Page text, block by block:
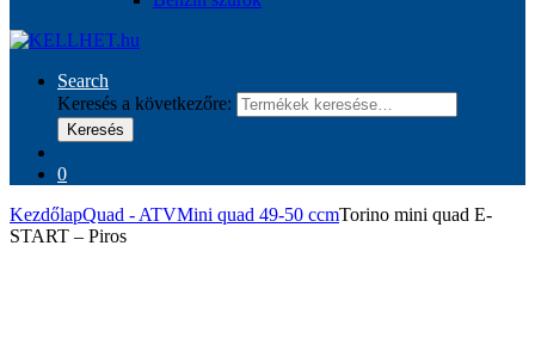
Search
Keresés a következőre:
Keresés
0
KezdőlapQuad - ATVMini quad 49-50 ccmTorino mini quad E-
START – Piros